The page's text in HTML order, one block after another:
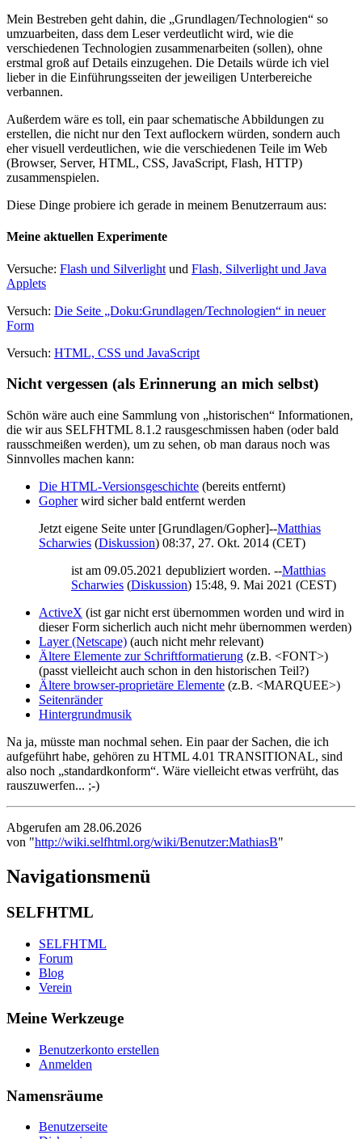
Mein Bestreben geht dahin, die „Grundlagen/Technologien“ so
umzuarbeiten, dass dem Leser verdeutlicht wird, wie die
verschiedenen Technologien zusammenarbeiten (sollen), ohne
erstmal groß auf Details einzugehen. Die Details würde ich viel
lieber in die Einführungsseiten der jeweiligen Unterbereiche
verbannen.
Außerdem wäre es toll, ein paar schematische Abbildungen zu
erstellen, die nicht nur den Text auflockern würden, sondern auch
eher visuell verdeutlichen, wie die verschiedenen Teile im Web
(Browser, Server, HTML, CSS, JavaScript, Flash, HTTP)
zusammenspielen.
Diese Dinge probiere ich gerade in meinem Benutzerraum aus:
Meine aktuellen Experimente
Versuche: Flash und Silverlight und Flash, Silverlight und Java
Applets
Versuch: Die Seite „Doku:Grundlagen/Technologien“ in neuer
Form
Versuch: HTML, CSS und JavaScript
Nicht vergessen (als Erinnerung an mich selbst)
Schön wäre auch eine Sammlung von „historischen“ Informationen,
die wir aus SELFHTML 8.1.2 rausgeschmissen haben (oder bald
rausschmeißen werden), um zu sehen, ob man daraus noch was
Sinnvolles machen kann:
Die HTML-Versionsgeschichte (bereits entfernt)
Gopherwird sicher bald entfernt werden
Jetzt eigene Seite unter [Grundlagen/Gopher]--Matthias
Scharwies (Diskussion) 08:37, 27. Okt. 2014 (CET)
ist am 09.05.2021 depubliziert worden. --Matthias
Scharwies (Diskussion) 15:48, 9. Mai 2021 (CEST)
ActiveX (ist gar nicht erst übernommen worden und wird in
dieser Form sicherlich auch nicht mehr übernommen werden)
Layer (Netscape) (auch nicht mehr relevant)
Ältere Elemente zur Schriftformatierung (z.B. <FONT>)
(passt vielleicht auch schon in den historischen Teil?)
Ältere browser-proprietäre Elemente (z.B. <MARQUEE>)
Seitenränder
Hintergrundmusik
Na ja, müsste man nochmal sehen. Ein paar der Sachen, die ich
aufgeführt habe, gehören zu HTML 4.01 TRANSITIONAL, sind
also noch „standardkonform“. Wäre vielleicht etwas verfrüht, das
rauszuwerfen... ;-)
Abgerufen am 28.06.2026
von "http://wiki.selfhtml.org/wiki/Benutzer:MathiasB"
Navigationsmenü
SELFHTML
SELFHTML
Forum
Blog
Verein
Meine Werkzeuge
Benutzerkonto erstellen
Anmelden
Namensräume
Benutzerseite